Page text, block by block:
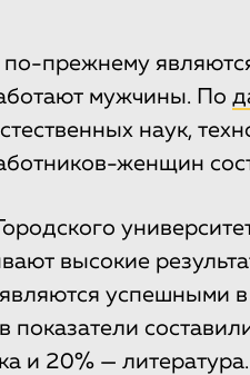
прежнему
мужчины. По
наук,
женщин
высокие
успешными в
показатели
и 20% —